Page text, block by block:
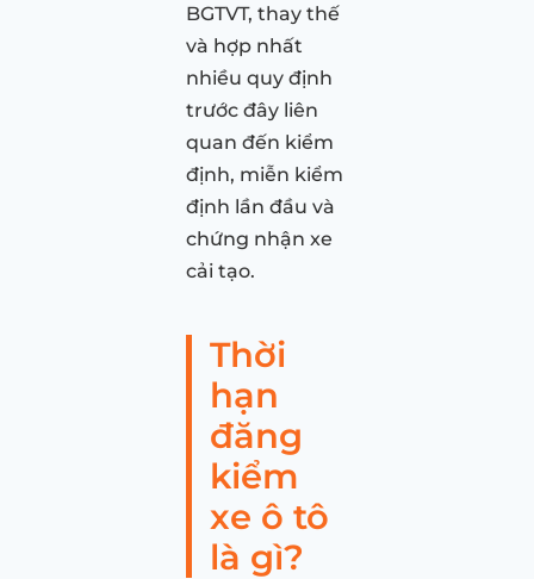
BGTVT, thay thế
và hợp nhất
nhiều quy định
trước đây liên
quan đến kiểm
định, miễn kiểm
định lần đầu và
chứng nhận xe
cải tạo.
Thời
hạn
đăng
kiểm
xe ô tô
là gì?